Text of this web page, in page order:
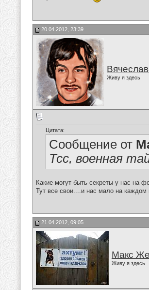
20.04.2012, 23:39
Живу я здесь
Цитата:
Сообщение от
Тсс, военная
Какие могут быть секреты у нас на
Тут все свои....и нас мало на каждом
21.04.2012, 09:05
Макс
Живу я здесь